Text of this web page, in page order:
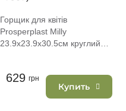
Горщик для квітів
Prosperplast Milly
23.9х23.9х30.5см круглий
629 грн
Купить